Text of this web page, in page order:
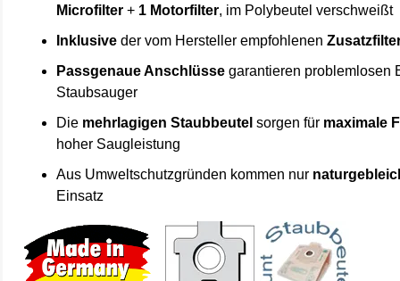
Microfilter + 1 Motorfilter, im Polybeutel verschweißt
Inklusive der vom Hersteller empfohlenen
Passgenaue Anschlüsse garantieren problemlosen
Staubsauger
Die mehrlagigen Staubbeutel sorgen für maximale
hoher Saugleistung
Aus Umweltschutzgründen kommen nur
Einsatz